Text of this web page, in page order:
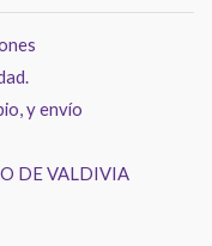
y envío
DE VALDIVIA